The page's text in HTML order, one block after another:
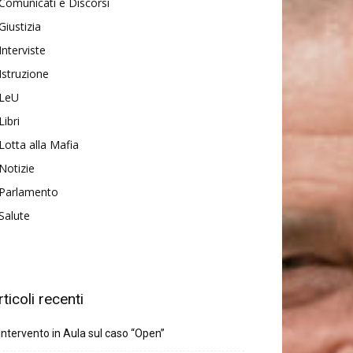
alla Mafia
recenti
in Aula sul caso “Open”